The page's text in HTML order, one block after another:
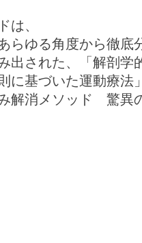
は、
らゆる角度から徹底
出された、「解剖学
に基づいた運動療法
解消メソッド 驚異